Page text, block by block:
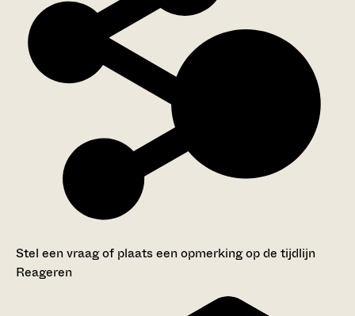
Stel een vraag of plaats een opmerking op de tijdlijn
Reageren